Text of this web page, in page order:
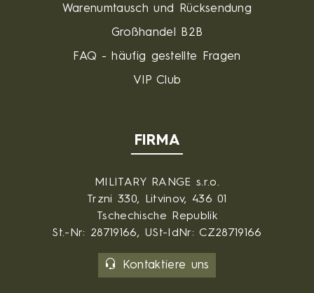
Warenumtausch und Rücksendung
Großhandel B2B
FAQ - häufig gestellte Fragen
VIP Club
FIRMA
MILITARY RANGE s.r.o.
Trzni 330, Litvinov, 436 01
Tschechische Republik
St.-Nr: 28719166, USt-IdNr: CZ28719166
Kontaktiere uns